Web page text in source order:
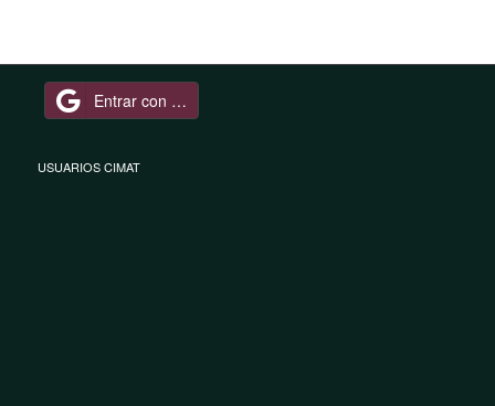
Entrar con Google
USUARIOS CIMAT